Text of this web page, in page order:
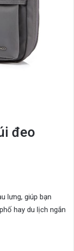
đeo
lưng, giúp bạn
hay du lịch ngắn